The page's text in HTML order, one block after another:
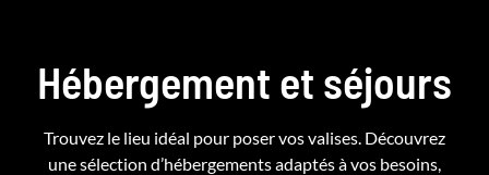
Hébergement et séjours
Trouvez le lieu idéal pour poser vos valises. Découvrez
une sélection d’hébergements adaptés à vos besoins,